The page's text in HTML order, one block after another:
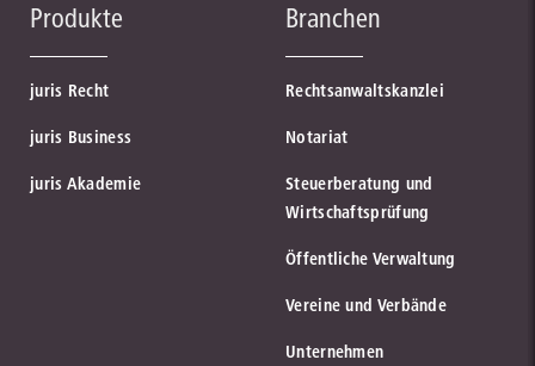
Produkte
juris Recht
juris Business
juris Akademie
Branchen
Rechtsanwaltskanzlei
Notariat
Steuerberatung und
Wirtschaftsprüfung
Öffentliche Verwaltung
Vereine und Verbände
Unternehmen